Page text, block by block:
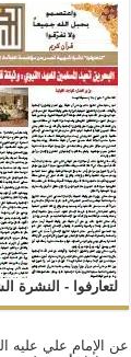
لتعارفوا - النشرة
عن الإمام علي عليه